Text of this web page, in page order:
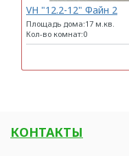
VH "12.2-12" Файн 2
Площадь дома:17 м.кв.
Кол-во комнат:0
КОНТАКТЫ